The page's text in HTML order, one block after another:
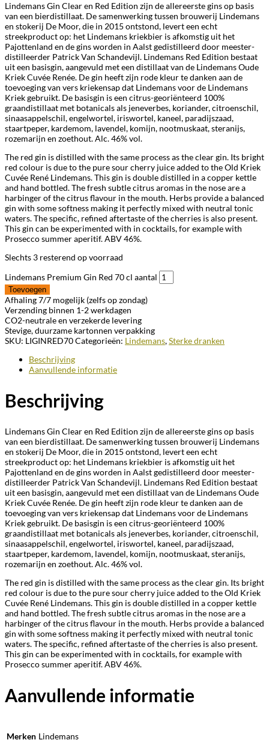
Lindemans Gin Clear en Red Edition zijn de allereerste gins op basis
van een bierdistillaat. De samenwerking tussen brouwerij Lindemans
en stokerij De Moor, die in 2015 ontstond, levert een echt
streekproduct op: het Lindemans kriekbier is afkomstig uit het
Pajottenland en de gins worden in Aalst gedistilleerd door meester-
distilleerder Patrick Van Schandevijl. Lindemans Red Edition bestaat
uit een basisgin, aangevuld met een distillaat van de Lindemans Oude
Kriek Cuvée Renée. De gin heeft zijn rode kleur te danken aan de
toevoeging van vers kriekensap dat Lindemans voor de Lindemans
Kriek gebruikt. De basisgin is een citrus-georiënteerd 100%
graandistillaat met botanicals als jeneverbes, koriander, citroenschil,
sinaasappelschil, engelwortel, iriswortel, kaneel, paradijszaad,
staartpeper, kardemom, lavendel, komijn, nootmuskaat, steranijs,
rozemarijn en zoethout. Alc. 46% vol.
The red gin is distilled with the same process as the clear gin. Its bright
red colour is due to the pure sour cherry juice added to the Old Kriek
Cuvée René Lindemans. This gin is double distilled in a copper kettle
and hand bottled. The fresh subtle citrus aromas in the nose are a
harbinger of the citrus flavour in the mouth. Herbs provide a balanced
gin with some softness making it perfectly mixed with neutral tonic
waters. The specific, refined aftertaste of the cherries is also present.
This gin can be experimented with in cocktails, for example with
Prosecco summer aperitif. ABV 46%.
Slechts 3 resterend op voorraad
Lindemans Premium Gin Red 70 cl aantal
Toevoegen
Afhaling 7/7 mogelijk (zelfs op zondag)
Verzending binnen 1-2 werkdagen
CO2-neutrale en verzekerde levering
Stevige, duurzame kartonnen verpakking
SKU: LIGINRED70Categorieën: Lindemans,Sterke dranken
Beschrijving
Aanvullende informatie
Beschrijving
Lindemans Gin Clear en Red Edition zijn de allereerste gins op basis
van een bierdistillaat. De samenwerking tussen brouwerij Lindemans
en stokerij De Moor, die in 2015 ontstond, levert een echt
streekproduct op: het Lindemans kriekbier is afkomstig uit het
Pajottenland en de gins worden in Aalst gedistilleerd door meester-
distilleerder Patrick Van Schandevijl. Lindemans Red Edition bestaat
uit een basisgin, aangevuld met een distillaat van de Lindemans Oude
Kriek Cuvée Renée. De gin heeft zijn rode kleur te danken aan de
toevoeging van vers kriekensap dat Lindemans voor de Lindemans
Kriek gebruikt. De basisgin is een citrus-georiënteerd 100%
graandistillaat met botanicals als jeneverbes, koriander, citroenschil,
sinaasappelschil, engelwortel, iriswortel, kaneel, paradijszaad,
staartpeper, kardemom, lavendel, komijn, nootmuskaat, steranijs,
rozemarijn en zoethout. Alc. 46% vol.
The red gin is distilled with the same process as the clear gin. Its bright
red colour is due to the pure sour cherry juice added to the Old Kriek
Cuvée René Lindemans. This gin is double distilled in a copper kettle
and hand bottled. The fresh subtle citrus aromas in the nose are a
harbinger of the citrus flavour in the mouth. Herbs provide a balanced
gin with some softness making it perfectly mixed with neutral tonic
waters. The specific, refined aftertaste of the cherries is also present.
This gin can be experimented with in cocktails, for example with
Prosecco summer aperitif. ABV 46%.
Aanvullende informatie
Merken Lindemans